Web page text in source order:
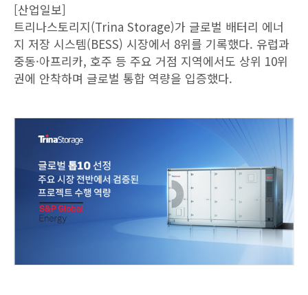
[산업일보]
트리나스토리지(Trina Storage)가 글로벌 배터리 에너
지 저장 시스템(BESS) 시장에서 8위를 기록했다. 유럽과
중동·아프리카, 호주 등 주요 거점 지역에서도 상위 10위
권에 안착하며 글로벌 통합 역량을 입증했다.